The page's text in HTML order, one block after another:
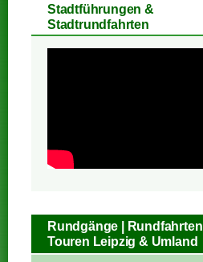
Stadtführungen &
Stadtrundfahrten
Rundgänge | Rundfahrten |
Touren Leipzig & Umland